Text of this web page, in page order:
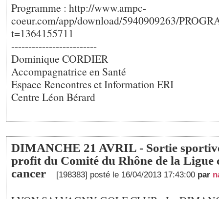
Programme : http://www.ampc-
coeur.com/app/download/5940909263/
t=1364155711
-------------------------
Dominique CORDIER
Accompagnatrice en Santé
Espace Rencontres et Information ERI
Centre Léon Bérard
DIMANCHE 21 AVRIL - Sortie
profit du Comité du Rhône de la Ligue
cancer
[198383] posté le 16/04/2013 17:43:00 par